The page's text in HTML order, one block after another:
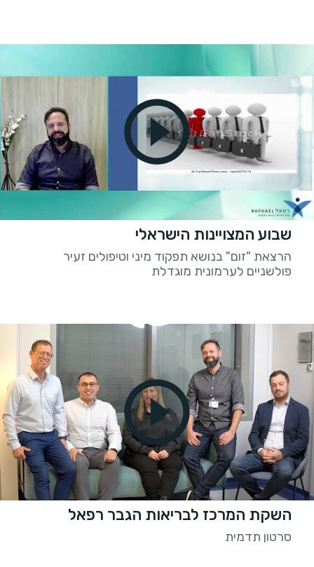
שבוע המצויינות הישראלי
הרצאת "זום" בנושא תפקוד מיני וטיפולים זעיר
פולשניים לערמונית מוגדלת
השקת המרכז לבריאות הגבר רפאל
סרטון תדמית